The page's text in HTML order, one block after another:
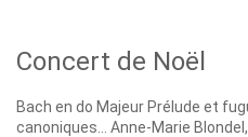
Concert de Noël
Bach en do Majeur Prélude et
canoniques… Anne-Marie